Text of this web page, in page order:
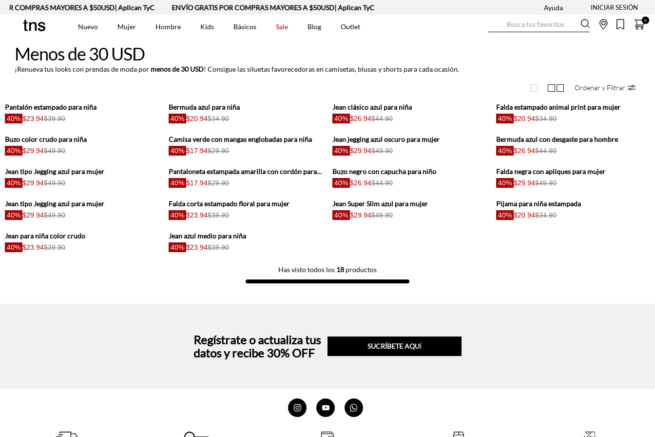
COMPRAS MAYORES A $50USD| Aplican TyC ENVÍO GRATIS POR COMPRAS MAYORES A $50USD| Aplican TyC Ayuda
Nuevo Mujer Hombre Kids Básicos Sale Blog Outlet
0
Menos de 30 USD
¡Renueva tus looks con prendas de moda por menos de 30 USD! Consigue las siluetas favorecedoras en camisetas, blusas y shorts para cada ocasión.
Ordenar y Filtrar
Pantalón estampado para niña
40% $23.94$39.90
Bermuda azul para niña
40% $20.94$34.90
Jean clásico azul para niña
40% $26.94$44.90
Falda estampado animal print para mujer
40% $20.94$34.90
Buzo color crudo para niña
40% $29.94$49.90
Camisa verde con mangas englobadas para niña
40% $17.94$29.90
Jean jegging azul oscuro para mujer
40% $29.94$49.90
Bermuda azul con desgaste para hombre
40% $26.94$44.90
Jean tipo Jegging azul para mujer
40% $29.94$49.90
Pantaloneta estampada amarilla con cordón para hombre
40% $17.94$29.90
Buzo negro con capucha para niño
40% $26.94$44.90
Falda negra con apliques para mujer
40% $29.94$49.90
Jean tipo Jegging azul para mujer
40% $29.94$49.90
Falda corta estampado floral para mujer
40% $23.94$39.90
Jean Super Slim azul para mujer
40% $29.94$49.90
Pijama para niña estampada
40% $20.94$34.90
Jean para niña color crudo
40% $23.94$39.90
Jean azul medio para niña
40% $23.94$39.90
Has visto todos los 18 productos
Regístrate o actualiza tus
datos y recibe 30% OFF
SUCRÍBETE AQUÍ
1
2
Jean Hombre
Bermuda
Vestido
Tshirt-Negro-Tsh-Ent-0007699